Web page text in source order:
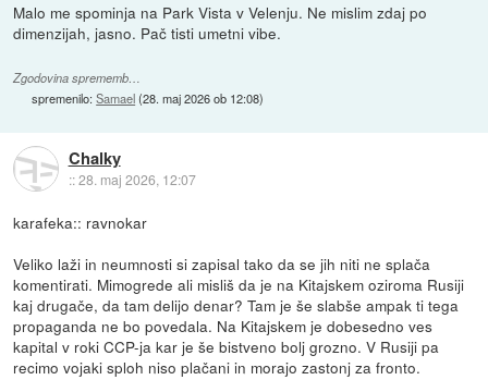
Malo me spominja na Park Vista v Velenju. Ne mislim zdaj po
dimenzijah, jasno. Pač tisti umetni vibe.
Zgodovina sprememb…
spremenilo:Samael(28. maj 2026 ob 12:08)
Chalky
::28. maj 2026, 12:07
karafeka:: ravnokar
Veliko laži in neumnosti si zapisal tako da se jih niti ne splača
komentirati. Mimogrede ali misliš da je na Kitajskem oziroma Rusiji
kaj drugače, da tam delijo denar? Tam je še slabše ampak ti tega
propaganda ne bo povedala. Na Kitajskem je dobesedno ves
kapital v roki CCP-ja kar je še bistveno bolj grozno. V Rusiji pa
recimo vojaki sploh niso plačani in morajo zastonj za fronto.